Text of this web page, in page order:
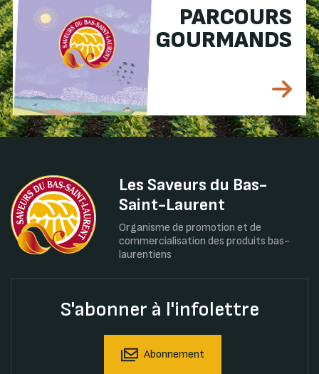
PARCOURS
GOURMANDS
Les Saveurs du Bas-
Saint-Laurent
Organisme de promotion et de
commercialisation des produits bas-
laurentiens
S'abonner à l'infolettre
Abonnement